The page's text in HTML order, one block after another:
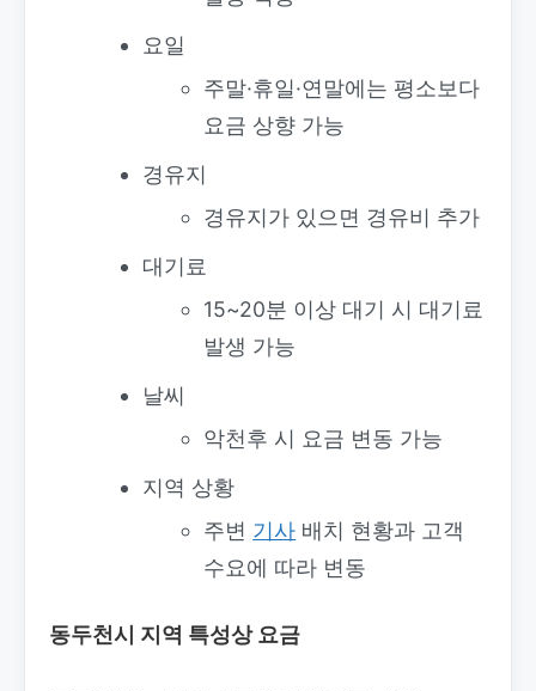
요일
주말·휴일·연말에는 평소보다
요금 상향 가능
경유지
경유지가 있으면 경유비 추가
대기료
15~20분 이상 대기 시 대기료
발생 가능
날씨
악천후 시 요금 변동 가능
지역 상황
주변 기사 배치 현황과 고객
수요에 따라 변동
동두천시 지역 특성상 요금